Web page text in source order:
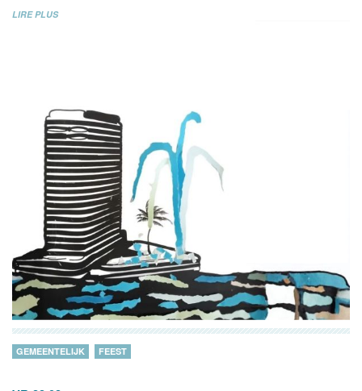
LIRE PLUS
GEMEENTELIJK FEEST